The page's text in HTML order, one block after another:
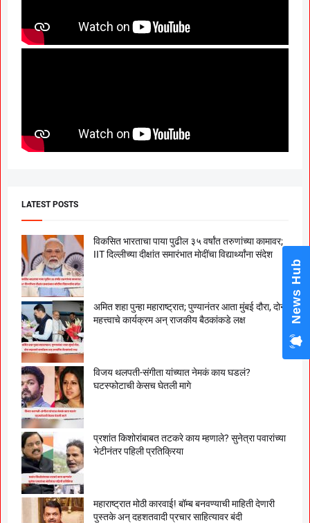
LATEST POSTS
विकसित भारताचा पाया पुढील ३५ वर्षांत तरुणांच्या कामावर;
IIT दिल्लीच्या दीक्षांत समारंभात मोदींचा विद्यार्थ्यांना संदेश
अमित शहा पुन्हा महाराष्ट्रात; पुण्यानंतर आता मुंबई दौरा, दोन
महत्त्वाचे कार्यक्रम अन् राजकीय बैठकांकडे लक्ष
विजय थलपती-संगीता यांच्यात नेमकं काय घडलं?
घटस्फोटाची केसच घेतली मागे
प्रशांत किशोरांबाबत तटकरे काय म्हणाले? सुनेत्रा पवारांच्या
भेटीनंतर पहिली प्रतिक्रिया
महाराष्ट्रात मोठी कारवाई! बॉम्ब बनवण्याची माहिती देणारी
पुस्तके अन् दहशतवादी प्रचार साहित्यावर बंदी
News Hub